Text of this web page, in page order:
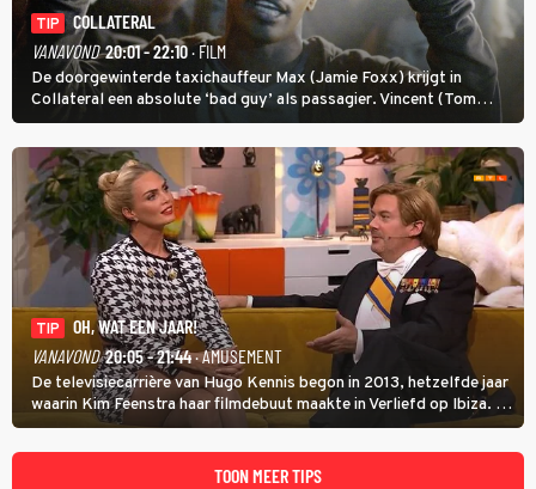
TIP
COLLATERAL
VANAVOND 20:01 - 22:10· FILM
De doorgewinterde taxichauffeur Max (Jamie Foxx) krijgt in
Collateral een absolute ‘bad guy’ als passagier. Vincent (Tom
Cruise) heeft hem nodig om hem de stad door te loodsen om een
wel heel lugubere reden.
TIP
OH, WAT EEN JAAR!
VANAVOND 20:05 - 21:44· AMUSEMENT
De televisiecarrière van Hugo Kennis begon in 2013, hetzelfde jaar
waarin Kim Feenstra haar filmdebuut maakte in Verliefd op Ibiza. In
Oh, Wat een Jaar! wordt duidelijk wat ze nog meer weten van het
jaar waarin ze allebei eindtwintigers waren.
TOON MEER TIPS